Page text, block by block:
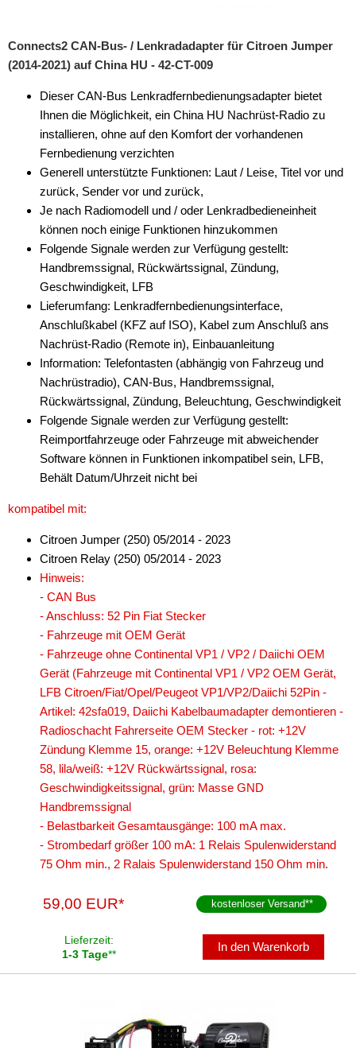
Connects2 CAN-Bus- / Lenkradadapter für Citroen Jumper
(2014-2021) auf China HU - 42-CT-009
Dieser CAN-Bus Lenkradfernbedienungsadapter bietet
Ihnen die Möglichkeit, ein China HU Nachrüst-Radio zu
installieren, ohne auf den Komfort der vorhandenen
Fernbedienung verzichten
Generell unterstützte Funktionen: Laut / Leise, Titel vor und
zurück, Sender vor und zurück,
Je nach Radiomodell und / oder Lenkradbedieneinheit
können noch einige Funktionen hinzukommen
Folgende Signale werden zur Verfügung gestellt:
Handbremssignal, Rückwärtssignal, Zündung,
Geschwindigkeit, LFB
Lieferumfang: Lenkradfernbedienungsinterface,
Anschlußkabel (KFZ auf ISO), Kabel zum Anschluß ans
Nachrüst-Radio (Remote in), Einbauanleitung
Information: Telefontasten (abhängig von Fahrzeug und
Nachrüstradio), CAN-Bus, Handbremssignal,
Rückwärtssignal, Zündung, Beleuchtung, Geschwindigkeit
Folgende Signale werden zur Verfügung gestellt:
Reimportfahrzeuge oder Fahrzeuge mit abweichender
Software können in Funktionen inkompatibel sein, LFB,
Behält Datum/Uhrzeit nicht bei
kompatibel mit:
Citroen Jumper (250) 05/2014 - 2023
Citroen Relay (250) 05/2014 - 2023
Hinweis:
- CAN Bus
- Anschluss: 52 Pin Fiat Stecker
- Fahrzeuge mit OEM Gerät
- Fahrzeuge ohne Continental VP1 / VP2 / Daiichi OEM
Gerät (Fahrzeuge mit Continental VP1 / VP2 OEM Gerät,
LFB Citroen/Fiat/Opel/Peugeot VP1/VP2/Daiichi 52Pin -
Artikel: 42sfa019, Daiichi Kabelbaumadapter demontieren -
Radioschacht Fahrerseite OEM Stecker - rot: +12V
Zündung Klemme 15, orange: +12V Beleuchtung Klemme
58, lila/weiß: +12V Rückwärtssignal, rosa:
Geschwindigkeitssignal, grün: Masse GND
Handbremssignal
- Belastbarkeit Gesamtausgänge: 100 mA max.
- Strombedarf größer 100 mA: 1 Relais Spulenwiderstand
75 Ohm min., 2 Ralais Spulenwiderstand 150 Ohm min.
59,00 EUR* kostenloser Versand**
Lieferzeit:
1-3 Tage**
In den Warenkorb